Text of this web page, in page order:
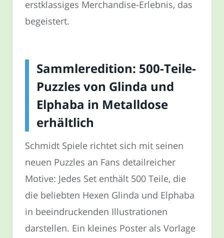
erstklassiges Merchandise-Erlebnis, das
begeistert.
Sammleredition: 500-Teile-
Puzzles von Glinda und
Elphaba in Metalldose
erhältlich
Schmidt Spiele richtet sich mit seinen
neuen Puzzles an Fans detailreicher
Motive: Jedes Set enthält 500 Teile, die
die beliebten Hexen Glinda und Elphaba
in beeindruckenden Illustrationen
darstellen. Ein kleines Poster als Vorlage